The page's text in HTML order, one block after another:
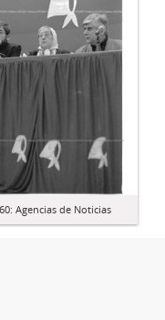
Agencias de Noticias